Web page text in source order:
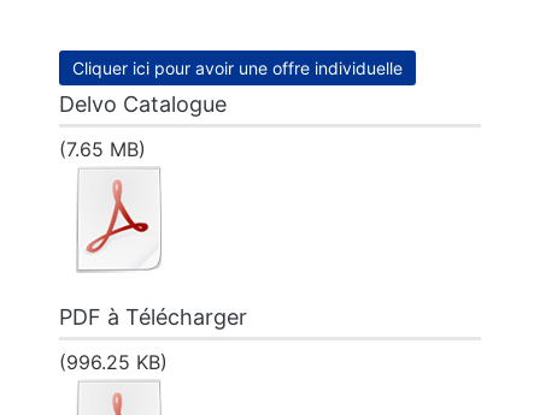
Cliquer ici pour avoir une offre individuelle
Delvo Catalogue
(7.65 MB)
PDF à Télécharger
(996.25 KB)